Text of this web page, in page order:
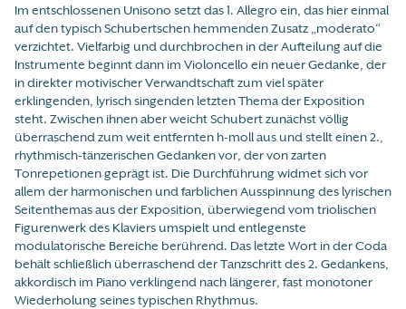
Im entschlossenen Unisono setzt das 1. Allegro ein, das hier einmal
auf den typisch Schubertschen hemmenden Zusatz „moderato“
verzichtet. Vielfarbig und durchbrochen in der Aufteilung auf die
Instrumente beginnt dann im Violoncello ein neuer Gedanke, der
in direkter motivischer Verwandtschaft zum viel später
erklingenden, lyrisch singenden letzten Thema der Exposition
steht. Zwischen ihnen aber weicht Schubert zunächst völlig
überraschend zum weit entfernten h-moll aus und stellt einen 2.,
rhythmisch-tänzerischen Gedanken vor, der von zarten
Tonrepetionen geprägt ist. Die Durchführung widmet sich vor
allem der harmonischen und farblichen Ausspinnung des lyrischen
Seitenthemas aus der Exposition, überwiegend vom triolischen
Figurenwerk des Klaviers umspielt und entlegenste
modulatorische Bereiche berührend. Das letzte Wort in der Coda
behält schließlich überraschend der Tanzschritt des 2. Gedankens,
akkordisch im Piano verklingend nach längerer, fast monotoner
Wiederholung seines typischen Rhythmus.